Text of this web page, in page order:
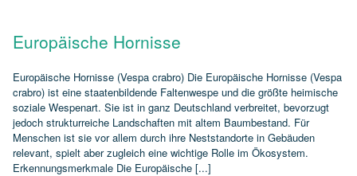
Europäische Hornisse
Europäische Hornisse (Vespa crabro) Die Europäische Hornisse (Vespa
crabro) ist eine staatenbildende Faltenwespe und die größte heimische
soziale Wespenart. Sie ist in ganz Deutschland verbreitet, bevorzugt
jedoch strukturreiche Landschaften mit altem Baumbestand. Für
Menschen ist sie vor allem durch ihre Neststandorte in Gebäuden
relevant, spielt aber zugleich eine wichtige Rolle im Ökosystem.
Erkennungsmerkmale Die Europäische [...]